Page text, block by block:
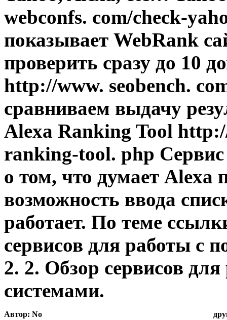
webconfs. com/check-
показывает WebRank
проверить сразу до 10
http://www. seobench.
cравниваем выдачу
Alexa Ranking Tool
ranking-tool. php
о том, что думает Alexa
возможность ввода
работает. По теме
сервисов для работы с
2. 2. Обзор сервисов
системами.
Автор: No